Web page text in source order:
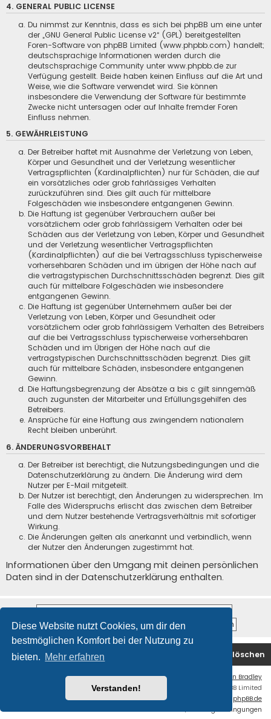
Diese Website nutzt Cookies, um dir den
bestmöglichen Komfort bei der Nutzung zu
bieten. Mehr erfahren
Verstanden!
4. GENERAL PUBLIC LICENSE
Du nimmst zur Kenntnis, dass es sich bei phpBB um eine unter
der „GNU General Public License v2“ (GPL) bereitgestellten
Foren-Software von phpBB Limited (www.phpbb.com) handelt;
deutschsprachige Informationen werden durch die
deutschsprachige Community unter www.phpbb.de zur
Verfügung gestellt. Beide haben keinen Einfluss auf die Art und
Weise, wie die Software verwendet wird. Sie können
insbesondere die Verwendung der Software für bestimmte
Zwecke nicht untersagen oder auf Inhalte fremder Foren
Einfluss nehmen.
5. GEWÄHRLEISTUNG
Der Betreiber haftet mit Ausnahme der Verletzung von Leben,
Körper und Gesundheit und der Verletzung wesentlicher
Vertragspflichten (Kardinalpflichten) nur für Schäden, die auf
ein vorsätzliches oder grob fahrlässiges Verhalten
zurückzuführen sind. Dies gilt auch für mittelbare
Folgeschäden wie insbesondere entgangenen Gewinn.
Die Haftung ist gegenüber Verbrauchern außer bei
vorsätzlichem oder grob fahrlässigem Verhalten oder bei
Schäden aus der Verletzung von Leben, Körper und Gesundheit
und der Verletzung wesentlicher Vertragspflichten
(Kardinalpflichten) auf die bei Vertragsschluss typischerweise
vorhersehbaren Schäden und im übrigen der Höhe nach auf
die vertragstypischen Durchschnittsschäden begrenzt. Dies gilt
auch für mittelbare Folgeschäden wie insbesondere
entgangenen Gewinn.
Die Haftung ist gegenüber Unternehmern außer bei der
Verletzung von Leben, Körper und Gesundheit oder
vorsätzlichem oder grob fahrlässigem Verhalten des Betreibers
auf die bei Vertragsschluss typischerweise vorhersehbaren
Schäden und im Übrigen der Höhe nach auf die
vertragstypischen Durchschnittsschäden begrenzt. Dies gilt
auch für mittelbare Schäden, insbesondere entgangenen
Gewinn.
Die Haftungsbegrenzung der Absätze a bis c gilt sinngemäß
auch zugunsten der Mitarbeiter und Erfüllungsgehilfen des
Betreibers.
Ansprüche für eine Haftung aus zwingendem nationalem
Recht bleiben unberührt.
6. ÄNDERUNGSVORBEHALT
Der Betreiber ist berechtigt, die Nutzungsbedingungen und die
Datenschutzerklärung zu ändern. Die Änderung wird dem
Nutzer per E-Mail mitgeteilt.
Der Nutzer ist berechtigt, den Änderungen zu widersprechen. Im
Falle des Widerspruchs erlischt das zwischen dem Betreiber
und dem Nutzer bestehende Vertragsverhältnis mit sofortiger
Wirkung.
Die Änderungen gelten als anerkannt und verbindlich, wenn
der Nutzer den Änderungen zugestimmt hat.
Informationen über den Umgang mit deinen persönlichen
Daten sind in der Datenschutzerklärung enthalten.
Startseite Foren-Übersicht Alle Cookies löschen
Ian Bradley
Powered byphpBB
® Forum Software © phpBB Limited
Deutsche Übersetzung durch phpBB.de
Nutzungsbedingungen